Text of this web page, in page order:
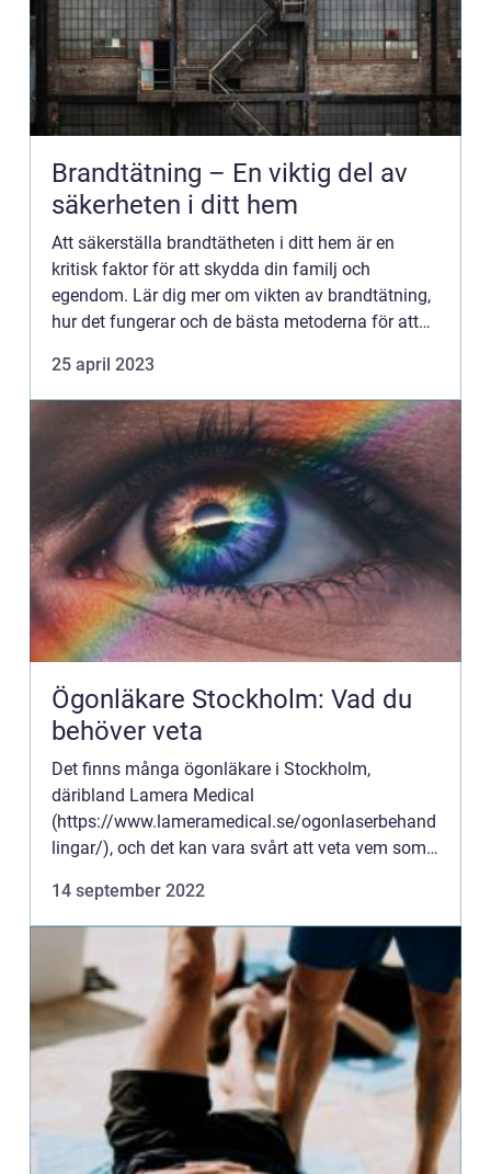
Brandtätning – En viktig del av
säkerheten i ditt hem
Att säkerställa brandtätheten i ditt hem är en
kritisk faktor för att skydda din familj och
egendom. Lär dig mer om vikten av brandtätning,
hur det fungerar och de bästa metoderna för att
25 april 2023
Ögonläkare Stockholm: Vad du
behöver veta
Det finns många ögonläkare i Stockholm,
däribland Lamera Medical
(https://www.lameramedical.se/ogonlaserbehand
lingar/), och det kan vara svårt att veta vem som
hjälper dig att informera om vad ögonläka...
14 september 2022